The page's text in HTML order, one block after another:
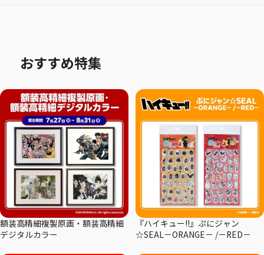
おすすめ特集
額装高精細複製原画・額装高精細
デジタルカラー
『ハイキュー!!』ぷにジャン
☆SEAL－ORANGE－ /－RED－